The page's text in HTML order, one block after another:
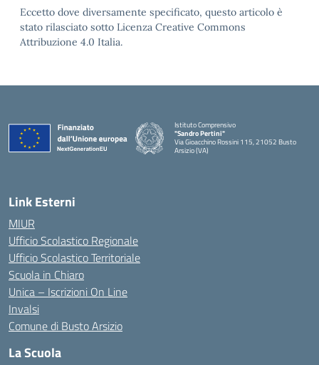
Eccetto dove diversamente specificato, questo articolo è
stato rilasciato sotto Licenza Creative Commons
Attribuzione 4.0 Italia.
Istituto Comprensivo
"Sandro Pertini"
Via Gioacchino Rossini 115, 21052 Busto
Arsizio (VA)
Link Esterni
MIUR
Ufficio Scolastico Regionale
Ufficio Scolastico Territoriale
Scuola in Chiaro
Unica – Iscrizioni On Line
Invalsi
Comune di Busto Arsizio
La Scuola